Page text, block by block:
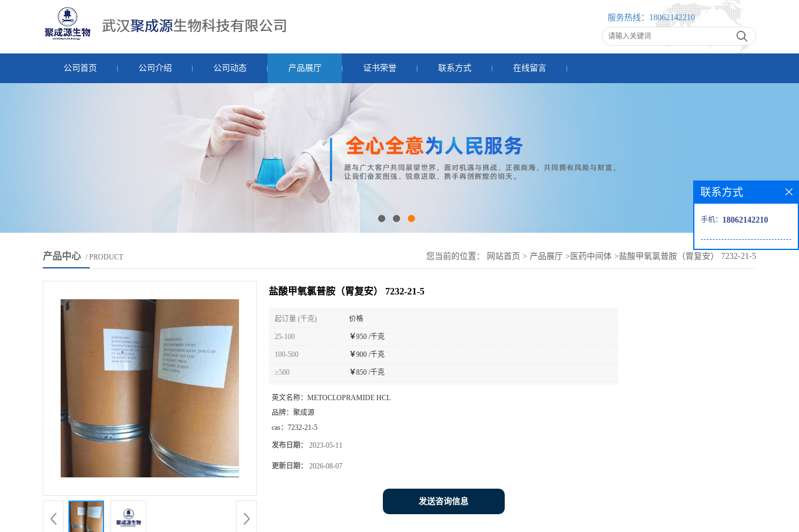
服务热线： 18062142210
公司首页 公司介绍 公司动态 产品展厅 证书荣誉 联系方式 在线留言
产品中心 / PRODUCT 您当前的位置： 网站首页 > 产品展厅 > 医药中间体 >盐酸甲氧氯普胺（胃复安） 7232-21-5
盐酸甲氧氯普胺（胃复安） 7232-21-5
起订量 (千克) 价格
25-100 ￥950 /千克
100-500 ￥900 /千克
≥500 ￥850 /千克
英文名称： METOCLOPRAMIDE HCL
品牌： 聚成源
cas： 7232-21-5
发布日期： 2023-05-11
更新日期： 2026-08-07
发送咨询信息
联系方式
手机： 18062142210